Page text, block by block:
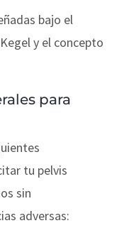
bajo el
y el concepto
para
tu pelvis
sin
adversas: